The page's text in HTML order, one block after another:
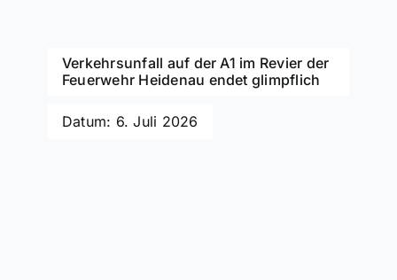
Verkehrsunfall auf der A1 im Revier der
Feuerwehr Heidenau endet glimpflich
Datum: 6. Juli 2026